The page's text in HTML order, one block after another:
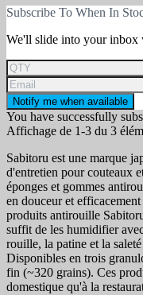
Subscribe To When In
We'll slide into your inbox
Notify me when available
You have successfully
Affichage de 1-3 du 3
Sabitoru est une marque
d'entretien pour couteaux
éponges et gommes
en douceur et
produits antirouille
suffit de les humidifier
rouille, la patine et la
Disponibles en trois
fin (~320 grains). Ces
domestique qu'à la